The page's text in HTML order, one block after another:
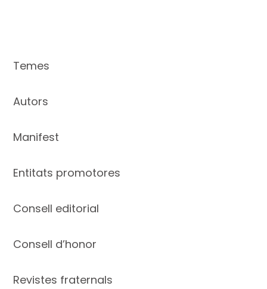
Temes
Autors
Manifest
Entitats promotores
Consell editorial
Consell d’honor
Revistes fraternals